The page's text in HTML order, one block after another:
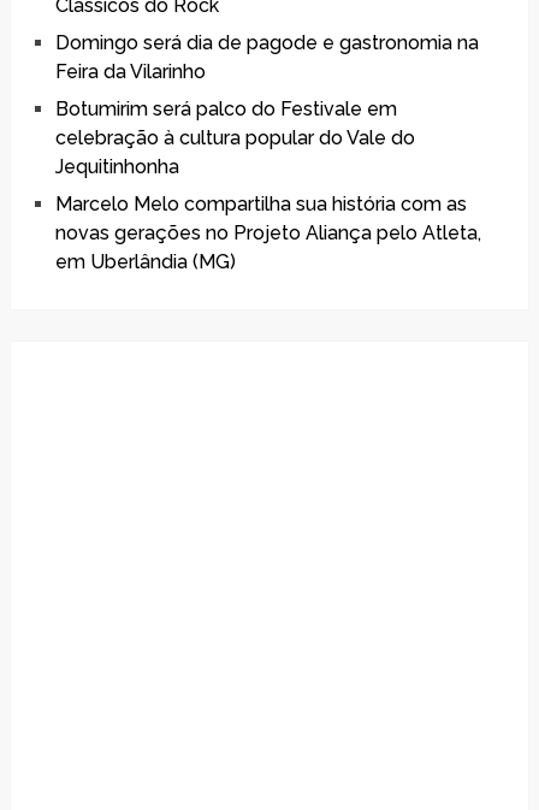
Clássicos do Rock
Domingo será dia de pagode e gastronomia na
Feira da Vilarinho
Botumirim será palco do Festivale em
celebração à cultura popular do Vale do
Jequitinhonha
Marcelo Melo compartilha sua história com as
novas gerações no Projeto Aliança pelo Atleta,
em Uberlândia (MG)